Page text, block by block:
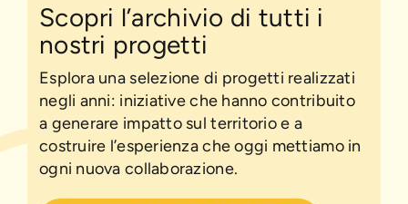
Scopri l’archivio di tutti i
nostri progetti
Esplora una selezione di progetti realizzati
negli anni: iniziative che hanno contribuito
a generare impatto sul territorio e a
costruire l’esperienza che oggi mettiamo in
ogni nuova collaborazione.